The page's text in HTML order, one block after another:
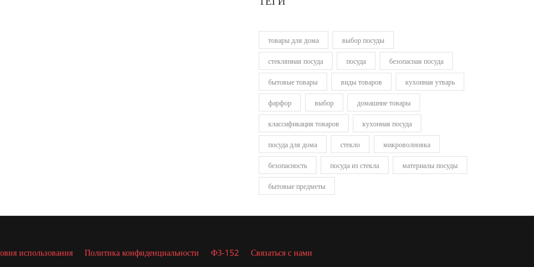
товары для дома выбор посуды
стеклянная посуда посуда безопасная посуда
бытовые товары виды товаров кухонная утварь
фарфор выбор домашние товары
классификация товаров кухонная посуда
посуда для дома стекло микроволновка
безопасность посуда из стекла материалы посуды
бытовые предметы
использования Политика конфиденциальности ФЗ-152 Связаться с нами